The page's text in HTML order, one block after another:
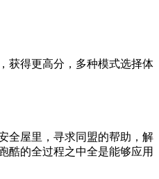
获得更高分，多种模式选择体
全屋里，寻求同盟的帮助，解
酷的全过程之中全是能够应用